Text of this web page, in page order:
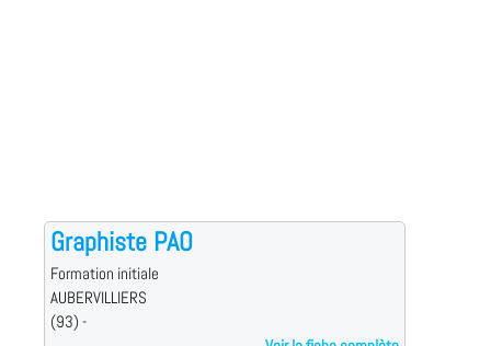
Graphiste PAO
Formation initiale
AUBERVILLIERS
(93) -